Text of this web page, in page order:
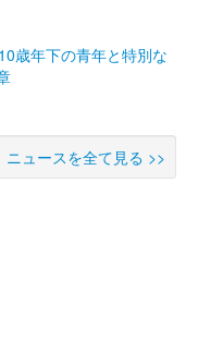
歳年下の青年と特別な
ニュースを全て見る >>